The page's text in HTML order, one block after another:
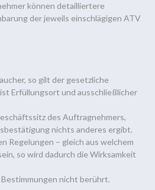
können detailliertere
der jeweils einschlägigen ATV
so gilt der gesetzliche
Erfüllungsort und ausschließlicher
des Auftragnehmers,
nichts anderes ergibt.
Regelungen – gleich aus welchem
so wird dadurch die Wirksamkeit
nicht berührt.